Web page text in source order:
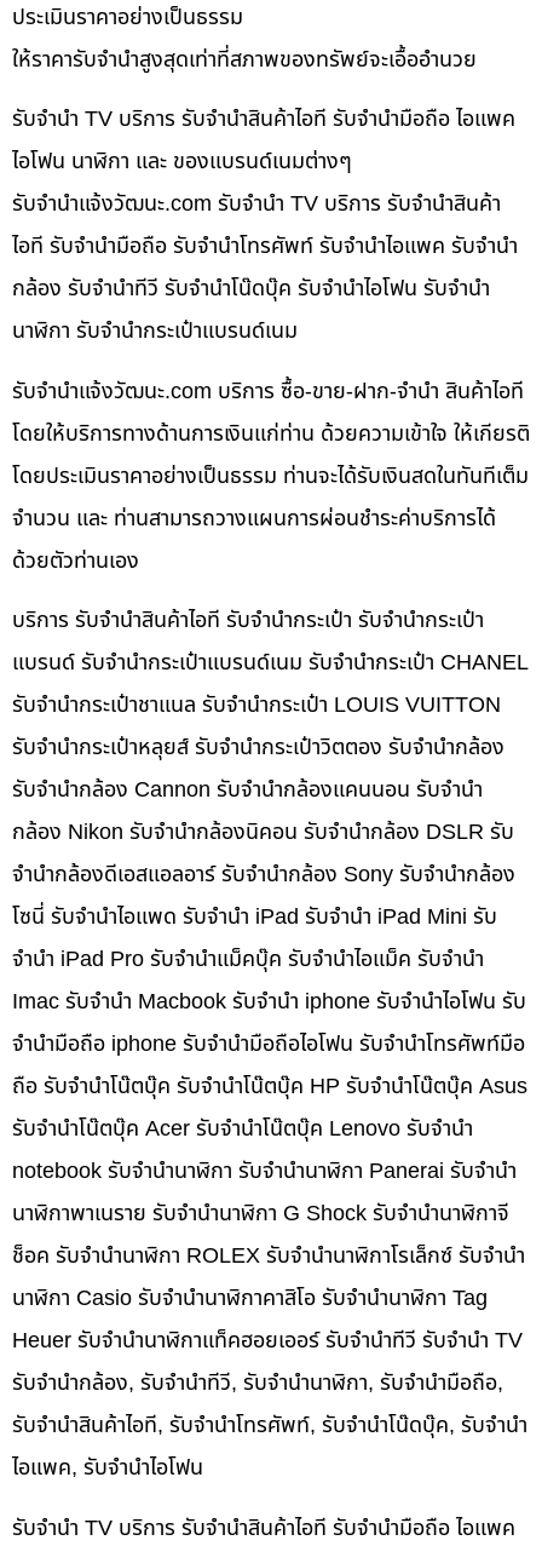
ประเมินราคาอย่างเป็นธรรม
ให้ราคารับจำนำสูงสุดเท่าที่สภาพของทรัพย์จะเอื้ออำนวย
รับจำนำ TV บริการ รับจำนำสินค้าไอที รับจำนำมือถือ ไอแพค
ไอโฟน นาฬิกา และ ของแบรนด์เนมต่างๆ
รับจํานําแจ้งวัฒนะ.com รับจำนำ TV บริการ รับจำนำสินค้า
ไอที รับจำนำมือถือ รับจำนำโทรศัพท์ รับจำนำไอแพค รับจำนำ
กล้อง รับจำนำทีวี รับจำนำโน๊ดบุ๊ค รับจำนำไอโฟน รับจำนำ
นาฬิกา รับจำนำกระเป๋าแบรนด์เนม
รับจํานําแจ้งวัฒนะ.com บริการ ซื้อ-ขาย-ฝาก-จำนำ สินค้าไอที
โดยให้บริการทางด้านการเงินแก่ท่าน ด้วยความเข้าใจ ให้เกียรติ
โดยประเมินราคาอย่างเป็นธรรม ท่านจะได้รับเงินสดในทันทีเต็ม
จำนวน และ ท่านสามารถวางแผนการผ่อนชำระค่าบริการได้
ด้วยตัวท่านเอง
บริการ รับจำนำสินค้าไอที รับจำนำกระเป๋า รับจำนำกระเป๋า
แบรนด์ รับจำนำกระเป๋าแบรนด์เนม รับจำนำกระเป๋า CHANEL
รับจำนำกระเป๋าชาแนล รับจำนำกระเป๋า LOUIS VUITTON
รับจำนำกระเป๋าหลุยส์ รับจำนำกระเป๋าวิตตอง รับจำนำกล้อง
รับจำนำกล้อง Cannon รับจำนำกล้องแคนนอน รับจำนำ
กล้อง Nikon รับจำนำกล้องนิคอน รับจำนำกล้อง DSLR รับ
จำนำกล้องดีเอสแอลอาร์ รับจำนำกล้อง Sony รับจำนำกล้อง
โซนี่ รับจำนำไอแพด รับจำนำ iPad รับจำนำ iPad Mini รับ
จำนำ iPad Pro รับจำนำแม็คบุ๊ค รับจำนำไอแม็ค รับจำนำ
Imac รับจำนำ Macbook รับจำนำ iphone รับจำนำไอโฟน รับ
จำนำมือถือ iphone รับจำนำมือถือไอโฟน รับจำนำโทรศัพท์มือ
ถือ รับจำนำโน๊ตบุ๊ค รับจำนำโน๊ตบุ๊ค HP รับจำนำโน๊ตบุ๊ค Asus
รับจำนำโน๊ตบุ๊ค Acer รับจำนำโน๊ตบุ๊ค Lenovo รับจำนำ
notebook รับจำนำนาฬิกา รับจำนำนาฬิกา Panerai รับจำนำ
นาฬิกาพาเนราย รับจำนำนาฬิกา G Shock รับจำนำนาฬิกาจี
ช็อค รับจำนำนาฬิกา ROLEX รับจำนำนาฬิกาโรเล็กซ์ รับจำนำ
นาฬิกา Casio รับจำนำนาฬิกาคาสิโอ รับจำนำนาฬิกา Tag
Heuer รับจำนำนาฬิกาแท็คฮอยเออร์ รับจำนำทีวี รับจำนำ TV
รับจำนำกล้อง, รับจำนำทีวี, รับจำนำนาฬิกา, รับจำนำมือถือ,
รับจำนำสินค้าไอที, รับจำนำโทรศัพท์, รับจำนำโน๊ดบุ๊ค, รับจำนำ
ไอแพค, รับจำนำไอโฟน
รับจำนำ TV บริการ รับจำนำสินค้าไอที รับจำนำมือถือ ไอแพค